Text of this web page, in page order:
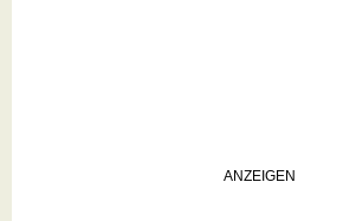
ANZEIGEN